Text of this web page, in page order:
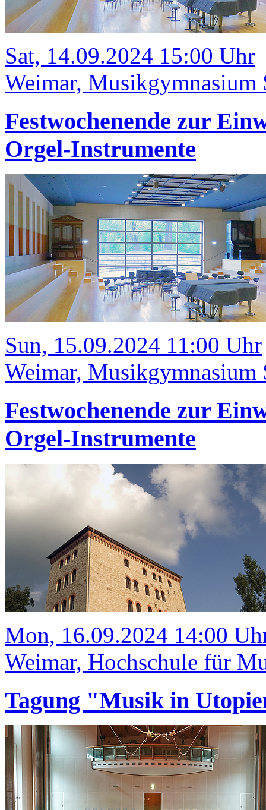
Sat, 14.09.2024 15:00 Uhr
Weimar, Musikgymnasium
Festwochenende zur
Orgel-Instrumente
Sun, 15.09.2024 11:00 Uhr
Weimar, Musikgymnasium
Festwochenende zur
Orgel-Instrumente
Mon, 16.09.2024 14:00
Weimar, Hochschule für
Tagung "Musik in